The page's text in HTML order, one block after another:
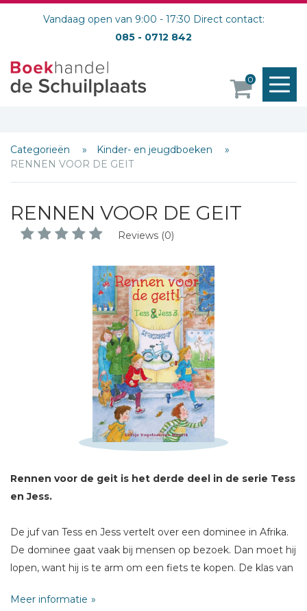
Vandaag open van 9:00 - 17:30 Direct contact:
085 - 0712 842
0
Categorieën
Kinder- en jeugdboeken
RENNEN VOOR DE GEIT
RENNEN VOOR DE GEIT
Reviews (0)
Rennen voor de geit is het derde deel in de serie Tess
en Jess.
De juf van Tess en Jess vertelt over een dominee in Afrika.
De dominee gaat vaak bij mensen op bezoek. Dan moet hij
lopen, want hij is te arm om een fiets te kopen. De klas van
Ze maken een kijkdoos en halen veel geld op, maar het is
Meer informatie
Schrijf hieronder je review!